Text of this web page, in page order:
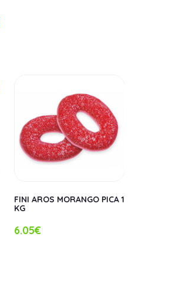
FINI AROS MORANGO PICA 1
KG
6.05€